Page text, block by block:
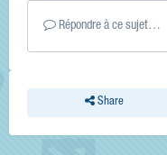
Répondre à ce sujet…
Share